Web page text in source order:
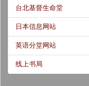
台北基督生命堂
日本信息网站
英语分堂网站
线上书局